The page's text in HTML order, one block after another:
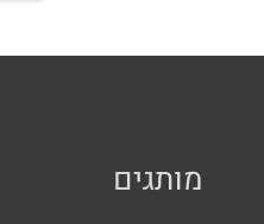
מותגים